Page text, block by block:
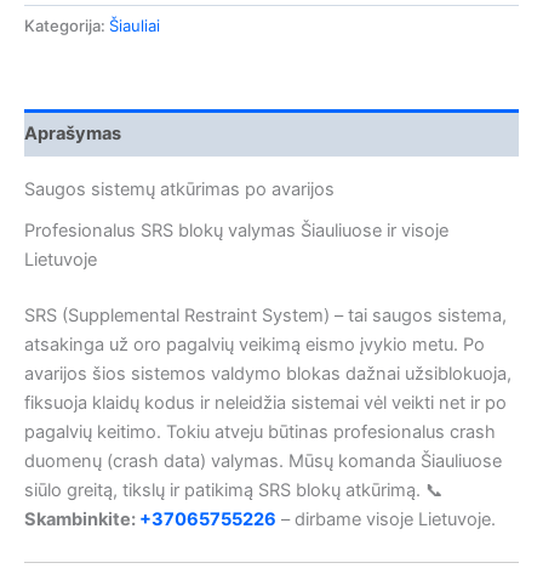
Kategorija: Šiauliai
Aprašymas
Saugos sistemų atkūrimas po avarijos
Profesionalus SRS blokų valymas Šiauliuose ir visoje
Lietuvoje
SRS (Supplemental Restraint System) – tai saugos sistema,
atsakinga už oro pagalvių veikimą eismo įvykio metu. Po
avarijos šios sistemos valdymo blokas dažnai užsiblokuoja,
fiksuoja klaidų kodus ir neleidžia sistemai vėl veikti net ir po
pagalvių keitimo. Tokiu atveju būtinas profesionalus crash
duomenų (crash data) valymas. Mūsų komanda Šiauliuose
siūlo greitą, tikslų ir patikimą SRS blokų atkūrimą. 📞
Skambinkite: +37065755226 – dirbame visoje Lietuvoje.